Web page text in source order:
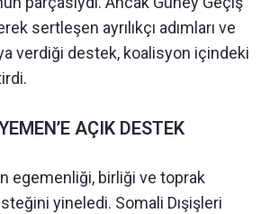
sertleşen ayrılıkçı adımları ve
verdiği destek, koalisyon içindeki
AÇIK DESTEK
egemenliği, birliği ve toprak
yineledi. Somali Dışişleri